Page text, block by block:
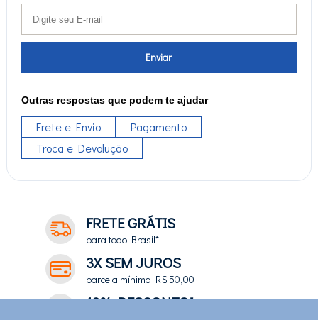
Enviar
Outras respostas que podem te ajudar
Frete e Envio
Pagamento
Troca e Devolução
FRETE GRÁTIS
para todo Brasil*
3X SEM JUROS
parcela mínima R$ 50,00
10% DESCONTO*